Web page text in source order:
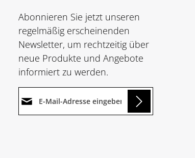
Abonnieren Sie jetzt unseren
regelmäßig erscheinenden
Newsletter, um rechtzeitig über
neue Produkte und Angebote
informiert zu werden.